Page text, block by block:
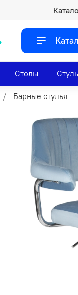
Столы
Барные стулья